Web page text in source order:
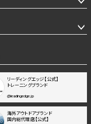
リーディングエッジ【公式】
トレーニングブランド
@leadingedge.jp
海外アウトドアブランド
国内総代理店【公式】